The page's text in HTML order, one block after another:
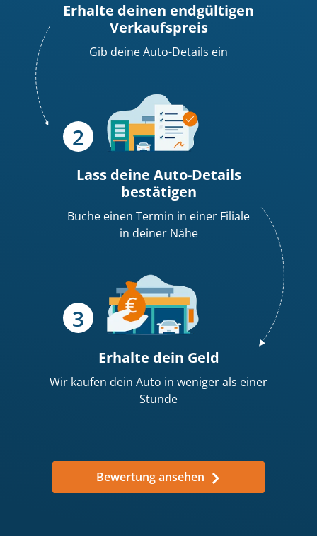
Erhalte deinen endgültigen
Verkaufspreis
Gib deine Auto-Details ein
Lass deine Auto-Details
bestätigen
Buche einen Termin in einer Filiale
in deiner Nähe
Erhalte dein Geld
Wir kaufen dein Auto in weniger als einer
Stunde
Bewertung ansehen